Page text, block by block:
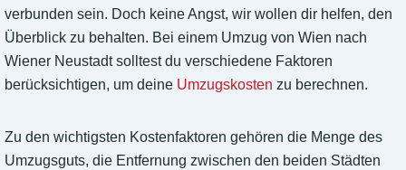
verbunden sein. Doch keine Angst, wir wollen dir helfen, den
Überblick zu behalten. Bei einem Umzug von Wien nach
Wiener Neustadt solltest du verschiedene Faktoren
berücksichtigen, um deine Umzugskosten zu berechnen.
Zu den wichtigsten Kostenfaktoren gehören die Menge des
Umzugsguts, die Entfernung zwischen den beiden Städten